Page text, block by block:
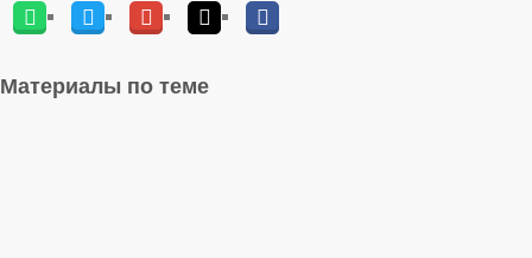
Материалы по теме